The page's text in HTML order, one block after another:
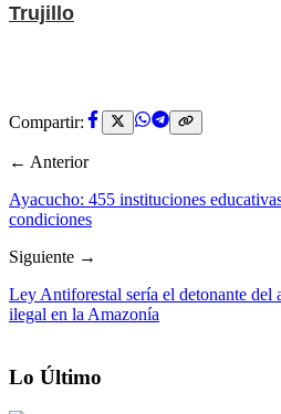
Trujillo
Compartir:
← Anterior
Ayacucho: 455 instituciones
condiciones
Siguiente →
Ley Antiforestal sería el detonante del
ilegal en la Amazonía
Lo Último